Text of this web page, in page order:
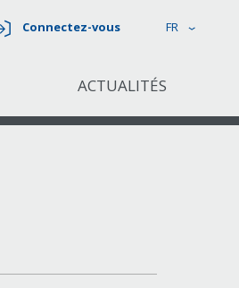
ACTUALITÉS
Connectez-vous FR